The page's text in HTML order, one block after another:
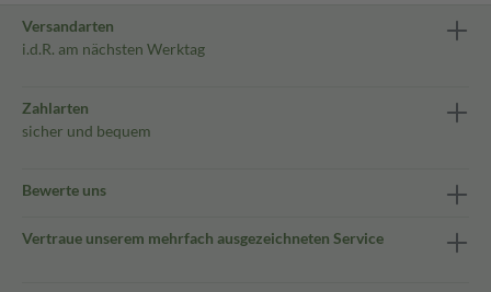
Versandarten
i.d.R. am nächsten Werktag
Zahlarten
sicher und bequem
Bewerte uns
Vertraue unserem mehrfach ausgezeichneten Service